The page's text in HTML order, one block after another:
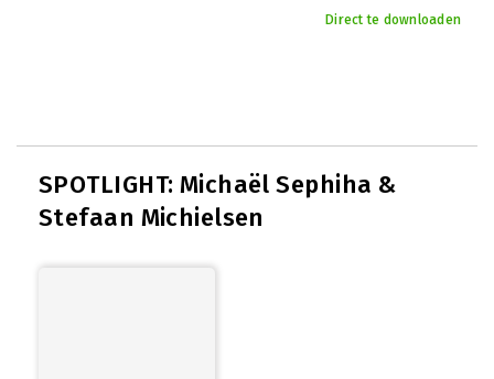
Direct te downloaden
SPOTLIGHT: Michaël Sephiha &
Stefaan Michielsen